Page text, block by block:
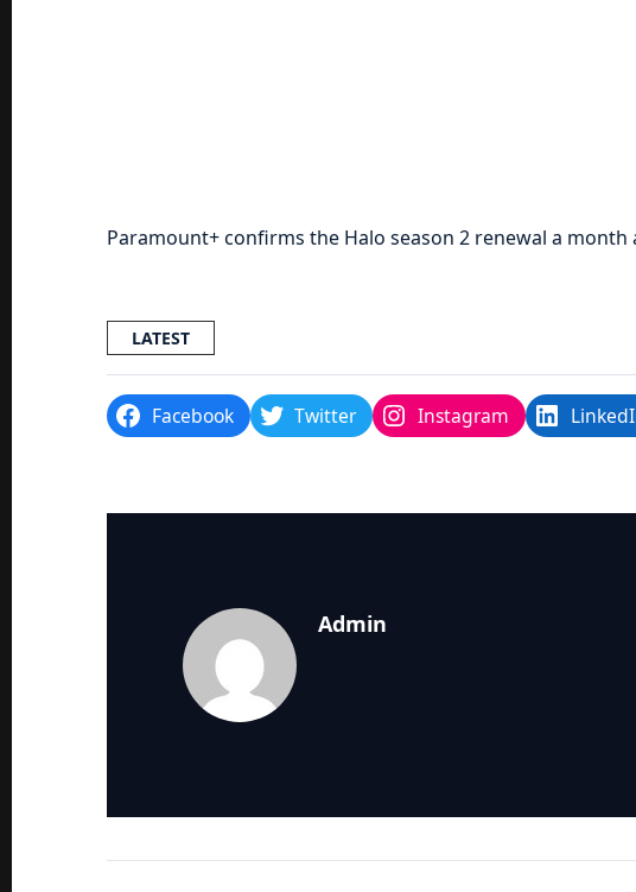
Paramount+ confirms the Halo season 2 renewal a
LATEST
Facebook Twitter Instagram
Admin